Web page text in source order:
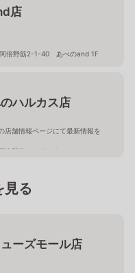
店
阿倍野筋2-1-40 あべのand 1F
ハルカス店
店舗情報ページにて最新情報を
倍野筋1-1-43 あべのハルカス
見る
ーズモール店